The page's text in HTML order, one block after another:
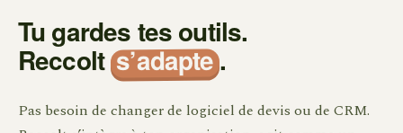
Tu gardes tes outils.
Reccolt s’adapte .
Pas besoin de changer de logiciel de devis ou de CRM.